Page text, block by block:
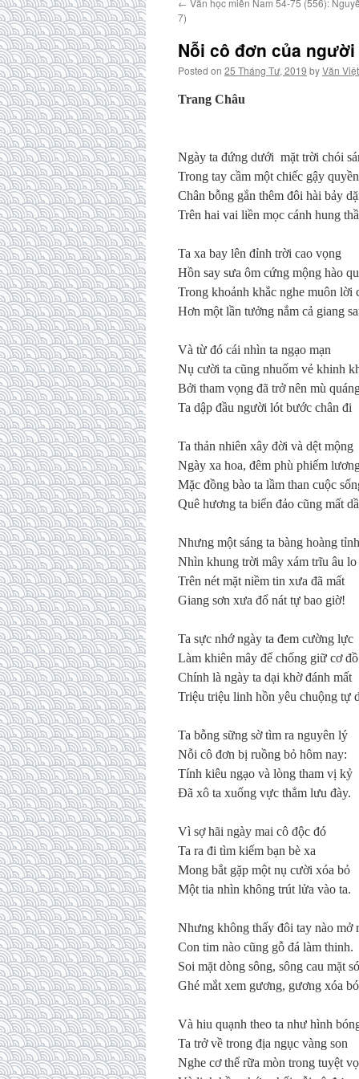
← Văn học miền Nam 54-75 (556):
7)
Nỗi cô đơn của
Posted on 25 Tháng Tư, 2019 byVăn Việt
Trang Châu
Ngày ta đứng dưới mặt trời chói
Trong tay cầm một chiếc gậy
Chân bỗng gắn thêm đôi hài bảy
Trên hai vai liền mọc cánh hung
Ta xa bay lên đỉnh trời cao vọng
Hồn say sưa ôm cứng mộng hào
Trong khoảnh khắc nghe muôn lời
Hơn một lần tưởng nắm cả giang
Và từ đó cái nhìn ta ngạo mạn
Nụ cười ta cũng nhuốm vẻ khinh
Bởi tham vọng đã trở nên mù
Ta dập đầu người lót bước chân đi
Ta thản nhiên xây đời và dệt mộng
Ngày xa hoa, đêm phù phiếm
Mặc đồng bào ta lầm than cuộc
Quê hương ta biển đảo cũng mất
Nhưng một sáng ta bàng hoàng
Nhìn khung trời mây xám trĩu âu lo
Trên nét mặt niềm tin xưa đã mất
Giang sơn xưa đổ nát tự bao giờ!
Ta sực nhớ ngày ta đem cường lực
Làm khiên mây để chống giữ cơ đồ
Chính là ngày ta dại khờ đánh mất
Triệu triệu linh hồn yêu chuộng tự
Ta bỗng sững sờ tìm ra nguyên lý
Nỗi cô đơn bị ruồng bỏ hôm nay:
Tính kiêu ngạo và lòng tham vị kỷ
Đã xô ta xuống vực thẳm lưu đày.
Vì sợ hãi ngày mai cô độc đó
Ta ra đi tìm kiếm bạn bè xa
Mong bắt gặp một nụ cười xóa bỏ
Một tia nhìn không trút lửa vào ta.
Nhưng không thấy đôi tay nào mở
Con tim nào cũng gỗ đá làm thinh.
Soi mặt dòng sông, sông cau mặt
Ghé mắt xem gương, gương xóa
Và hiu quạnh theo ta như hình
Ta trở về trong địa ngục vàng son
Nghe cơ thể rữa mòn trong tuyệt